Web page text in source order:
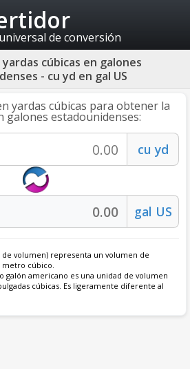
de conversión
cúbicas en galones
- cu yd en gal US
yardas cúbicas para obtener la
galones estadounidenses:
de volumen) representa un volumen de
metro cúbico.
o galón americano es una unidad de volumen
cúbicas. Es ligeramente diferente al